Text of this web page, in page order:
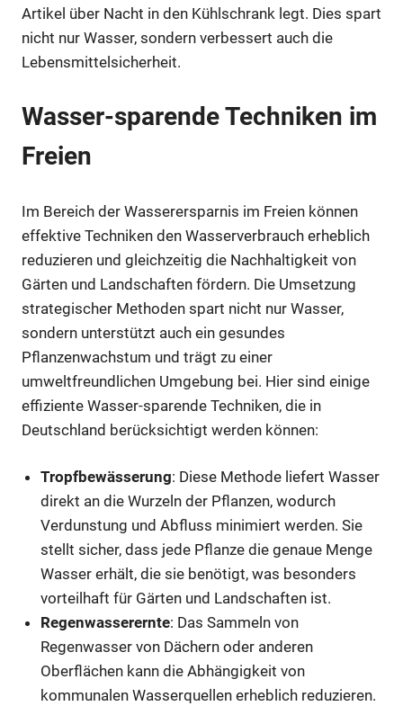
Artikel über Nacht in den Kühlschrank legt. Dies spart
nicht nur Wasser, sondern verbessert auch die
Lebensmittelsicherheit.
Wasser-sparende Techniken im
Freien
Im Bereich der Wasserersparnis im Freien können
effektive Techniken den Wasserverbrauch erheblich
reduzieren und gleichzeitig die Nachhaltigkeit von
Gärten und Landschaften fördern. Die Umsetzung
strategischer Methoden spart nicht nur Wasser,
sondern unterstützt auch ein gesundes
Pflanzenwachstum und trägt zu einer
umweltfreundlichen Umgebung bei. Hier sind einige
effiziente Wasser-sparende Techniken, die in
Deutschland berücksichtigt werden können:
Tropfbewässerung: Diese Methode liefert Wasser
direkt an die Wurzeln der Pflanzen, wodurch
Verdunstung und Abfluss minimiert werden. Sie
stellt sicher, dass jede Pflanze die genaue Menge
Wasser erhält, die sie benötigt, was besonders
vorteilhaft für Gärten und Landschaften ist.
Regenwasserernte: Das Sammeln von
Regenwasser von Dächern oder anderen
Oberflächen kann die Abhängigkeit von
kommunalen Wasserquellen erheblich reduzieren.